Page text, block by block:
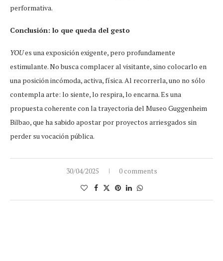
performativa.
Conclusión: lo que queda del gesto
YOUes una exposición exigente, pero profundamente
estimulante. No busca complacer al visitante, sino colocarlo en
una posición incómoda, activa, física. Al recorrerla, uno no sólo
contempla arte: lo siente, lo respira, lo encarna. Es una
propuesta coherente con la trayectoria del Museo Guggenheim
Bilbao, que ha sabido apostar por proyectos arriesgados sin
perder su vocación pública.
30/04/2025 0 comments